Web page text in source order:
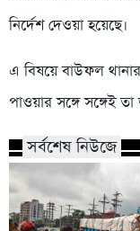
নির্দেশ দেওয়া হয়েছে।
এ বিষয়ে বাউফল
পাওয়ার সঙ্গে সঙ্গেই
সর্বশেষ নিউজে